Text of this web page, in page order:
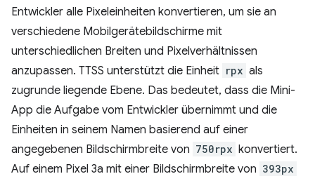
Entwickler alle Pixeleinheiten konvertieren, um sie an
verschiedene Mobilgerätebildschirme mit
unterschiedlichen Breiten und Pixelverhältnissen
anzupassen. TTSS unterstützt die Einheit rpx als
zugrunde liegende Ebene. Das bedeutet, dass die Mini-
App die Aufgabe vom Entwickler übernimmt und die
Einheiten in seinem Namen basierend auf einer
angegebenen Bildschirmbreite von 750rpx konvertiert.
Auf einem Pixel 3a mit einer Bildschirmbreite von 393px